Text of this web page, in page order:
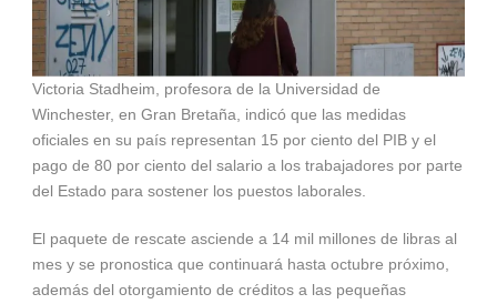
Victoria Stadheim, profesora de la Universidad de
Winchester, en Gran Bretaña, indicó que las medidas
oficiales en su país representan 15 por ciento del PIB y el
pago de 80 por ciento del salario a los trabajadores por parte
del Estado para sostener los puestos laborales.
El paquete de rescate asciende a 14 mil millones de libras al
mes y se pronostica que continuará hasta octubre próximo,
además del otorgamiento de créditos a las pequeñas